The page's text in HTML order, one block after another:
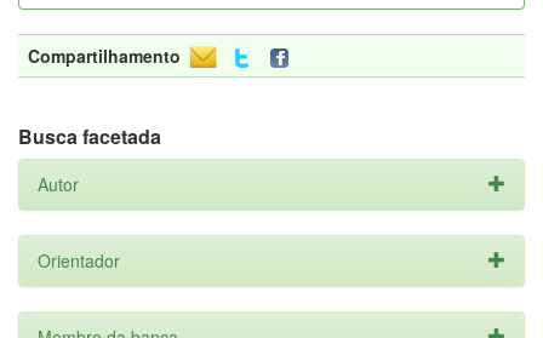
Compartilhamento
Busca facetada
Autor
Orientador